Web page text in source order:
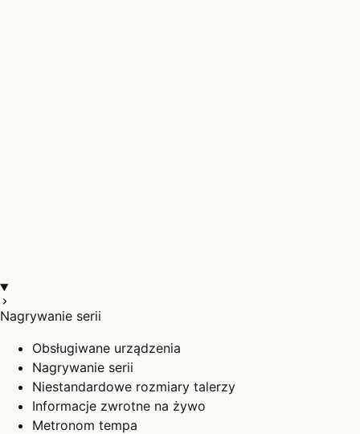
Nagrywanie serii
Obsługiwane urządzenia
Nagrywanie serii
Niestandardowe rozmiary talerzy
Informacje zwrotne na żywo
Metronom tempa